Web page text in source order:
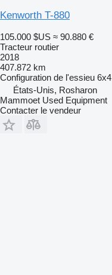
Kenworth T-880
105.000 $US ≈ 90.880 €
Tracteur routier
2018
407.872 km
Configuration de l'essieu 6x4
États-Unis, Rosharon
Mammoet Used Equipment
Contacter le vendeur